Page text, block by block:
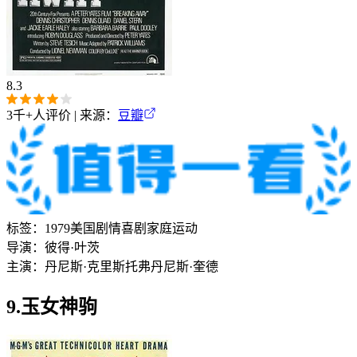
8.3
3千+人评价 | 来源： 豆瓣
标签： 1979美国 剧情喜剧 家庭运动
导演： 彼得·叶茨
主演： 丹尼斯·克里斯托弗丹尼斯·奎德
9.玉女神驹